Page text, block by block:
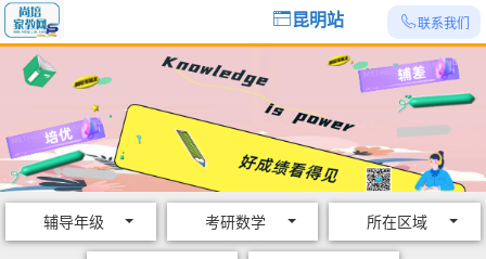
联系我们
昆明站
辅导年级 考研数学 所在区域